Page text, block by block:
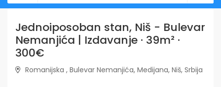
Jednoiposoban stan, Niš - Bulevar
Nemanjića | Izdavanje · 39m² ·
300€
Romanijska , Bulevar Nemanjića, Medijana, Niš, Srbija